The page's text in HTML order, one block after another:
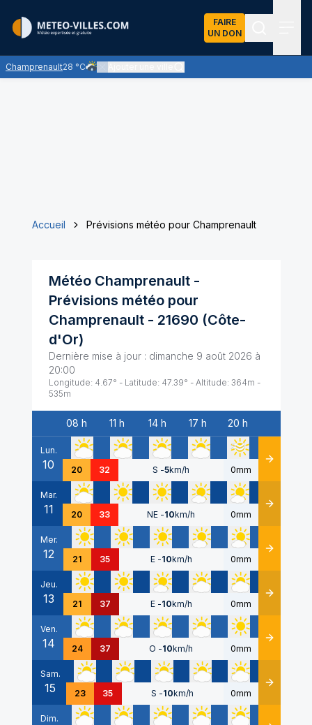
FAIRE
UN DON
Champrenault28 °C
Risque de quelques averses de pluie, faibles à
Accueil Prévisions météo pour Champrenault
Météo Champrenault-
Prévisions météo pour
Champrenault- 21690 (Côte-
d'Or)
Dernière mise à jour : dimanche 9 août 2026 à
20:00
Longitude: 4.67° - Latitude: 47.39° - Altitude: 364m -
535m
Date
08 h 11 h 14 h 17 h 20 h
Lun.
10 20 32 S -5km/h 0mm Détails
Mar.
11 20 33 NE -10km/h 0mm Détails
Mer.
12 21 35 E -10km/h 0mm Détails
Jeu.
13 21 37 E -10km/h 0mm Détails
Ven.
14 24 37 O -10km/h 0mm Détails
Sam.
15 23 35 S -10km/h 0mm Détails
Dim.